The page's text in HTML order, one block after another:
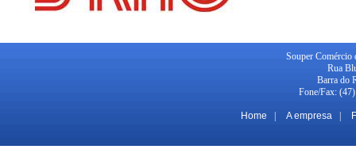
Souper Comércio
Rua
Barra do
Fone/Fax:
Home A empresa